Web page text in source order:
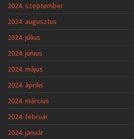
2024. szeptember
2024. augusztus
2024. július
2024. június
2024. május
2024. április
2024. március
2024. február
2024. január